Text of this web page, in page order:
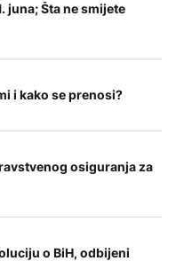
juna; Šta ne smijete
i kako se prenosi?
osiguranja za
o BiH, odbijeni